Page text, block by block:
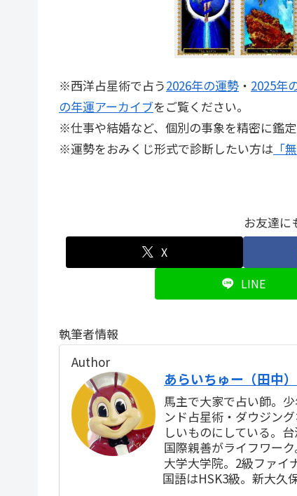
※西洋占星術で占う2026年の運勢 ・ 2025年
の年運アーカイブをご覧ください。
※仕事や結婚など、個別の事象を精密に鑑
※運勢をおみくじ形式で診断したい方は 「
お友達に
X
LINE
執筆者情報
Author
あらいちゅー（田中）
馬主で大家で占い師。
ンド占星術・ダウジン
しいものにしている。
国際親善がライフワー
大学大学院。2級ファイ
国語はHSK3級。新大久